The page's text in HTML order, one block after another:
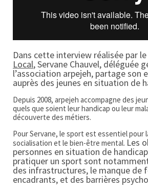
Dans cette interview réalisée par
Local, Servane Chauvel, déléguée
l’association arpejeh, partage son
auprès des jeunes en situation de
Depuis 2008, arpejeh accompagne des
quels que soient leur handicap ou leur
découverte des métiers.
Pour Servane, le sport est essentiel pour
socialisation et le bien-être mental. Les
personnes en situation de
pratiquer un sport sont
des infrastructures, le manque de
encadrants, et des barrières